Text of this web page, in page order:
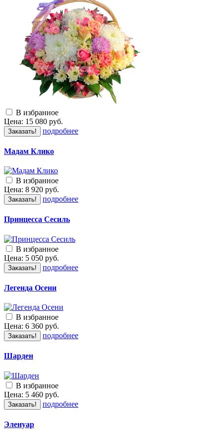
В избранное
Цена: 15 080 руб.
Заказать! подробнее
Мадам Клико
В избранное
Цена: 8 920 руб.
Заказать! подробнее
Принцесса Сесиль
В избранное
Цена: 5 050 руб.
Заказать! подробнее
Легенда Осени
В избранное
Цена: 6 360 руб.
Заказать! подробнее
Шарден
В избранное
Цена: 5 460 руб.
Заказать! подробнее
Эленуар